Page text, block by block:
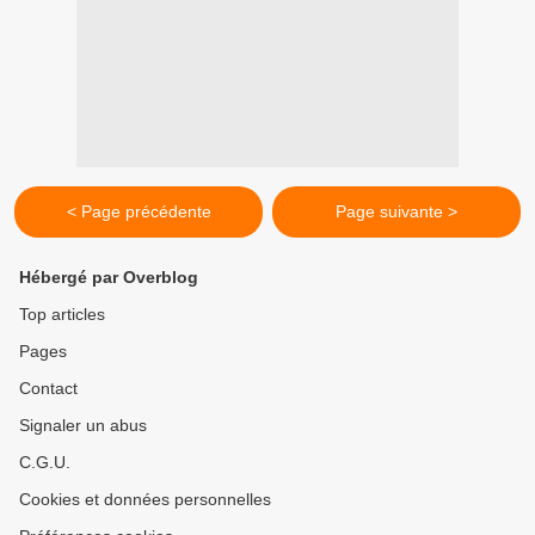
< Page précédente Page suivante >
Hébergé par Overblog
Top articles
Pages
Contact
Signaler un abus
C.G.U.
Cookies et données personnelles